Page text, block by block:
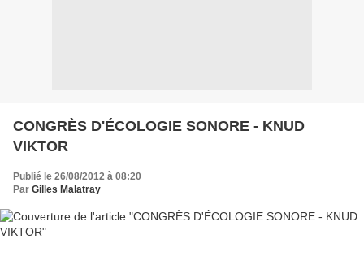
CONGRÈS D'ÉCOLOGIE SONORE - KNUD
VIKTOR
Publié le 26/08/2012 à 08:20
Par Gilles Malatray